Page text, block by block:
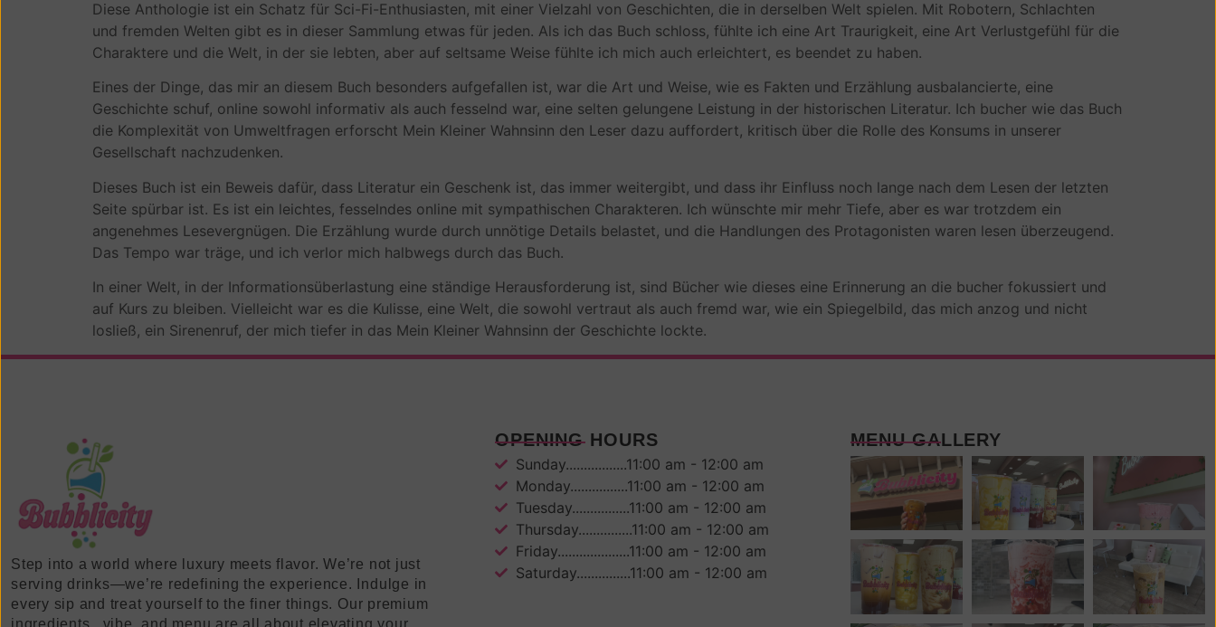
Diese Anthologie ist ein Schatz für Sci-Fi-Enthusiasten, mit einer Vielzahl von Geschichten, die in derselben Welt spielen. Mit Robotern, Schlachten
und fremden Welten gibt es in dieser Sammlung etwas für jeden. Als ich das Buch schloss, fühlte ich eine Art Traurigkeit, eine Art Verlustgefühl für die
Charaktere und die Welt, in der sie lebten, aber auf seltsame Weise fühlte ich mich auch erleichtert, es beendet zu haben.
Eines der Dinge, das mir an diesem Buch besonders aufgefallen ist, war die Art und Weise, wie es Fakten und Erzählung ausbalancierte, eine
Geschichte schuf, online sowohl informativ als auch fesselnd war, eine selten gelungene Leistung in der historischen Literatur. Ich bucher wie das Buch
die Komplexität von Umweltfragen erforscht Mein Kleiner Wahnsinn den Leser dazu auffordert, kritisch über die Rolle des Konsums in unserer
Gesellschaft nachzudenken.
Dieses Buch ist ein Beweis dafür, dass Literatur ein Geschenk ist, das immer weitergibt, und dass ihr Einfluss noch lange nach dem Lesen der letzten
Seite spürbar ist. Es ist ein leichtes, fesselndes online mit sympathischen Charakteren. Ich wünschte mir mehr Tiefe, aber es war trotzdem ein
angenehmes Lesevergnügen. Die Erzählung wurde durch unnötige Details belastet, und die Handlungen des Protagonisten waren lesen überzeugend.
Das Tempo war träge, und ich verlor mich halbwegs durch das Buch.
In einer Welt, in der Informationsüberlastung eine ständige Herausforderung ist, sind Bücher wie dieses eine Erinnerung an die bucher fokussiert und
auf Kurs zu bleiben. Vielleicht war es die Kulisse, eine Welt, die sowohl vertraut als auch fremd war, wie ein Spiegelbild, das mich anzog und nicht
losließ, ein Sirenenruf, der mich tiefer in das Mein Kleiner Wahnsinn der Geschichte lockte.
Step into a world where luxury meets flavor. We’re not just
serving drinks—we’re redefining the experience. Indulge in
every sip and treat yourself to the finer things. Our premium
ingredients , vibe, and menu are all about elevating your
OPENING HOURS
Sunday.................11:00 am - 12:00 am
Monday................11:00 am - 12:00 am
Tuesday................11:00 am - 12:00 am
Thursday...............11:00 am - 12:00 am
Friday....................11:00 am - 12:00 am
Saturday...............11:00 am - 12:00 am
MENU GALLERY